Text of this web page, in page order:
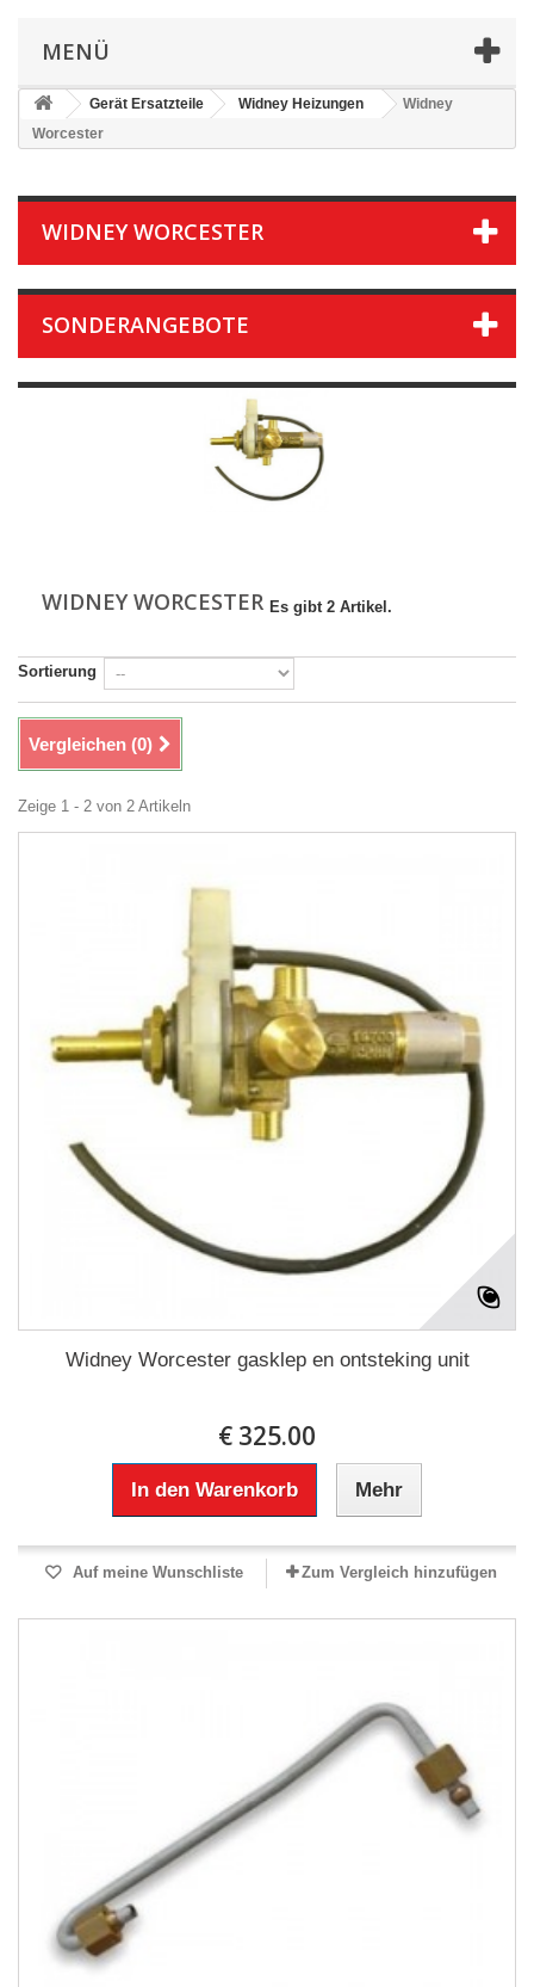
MENÜ
Gerät Ersatzteile Widney Heizungen
Widney
Worcester
WIDNEY WORCESTER
SONDERANGEBOTE
WIDNEY WORCESTER Es gibt 2 Artikel.
Sortierung
Vergleichen (0)
Zeige 1 - 2 von 2 Artikeln
Widney Worcester gasklep en ontsteking unit
€ 325.00
In den Warenkorb Mehr
Auf meine Wunschliste Zum Vergleich hinzufügen